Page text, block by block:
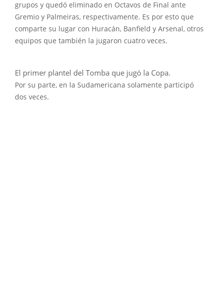
grupos y quedó eliminado en Octavos de Final ante
Gremio y Palmeiras, respectivamente. Es por esto que
comparte su lugar con Huracán, Banfield y Arsenal, otros
equipos que también la jugaron cuatro veces.
El primer plantel del Tomba que jugó la Copa.
Por su parte, en la Sudamericana solamente participó
dos veces.